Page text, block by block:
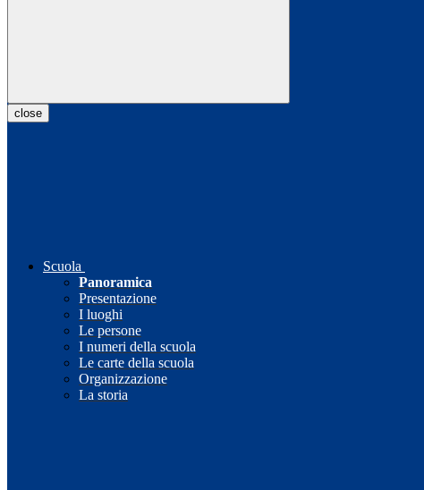
close
Scuola
Panoramica
Presentazione
I luoghi
Le persone
I numeri della scuola
Le carte della scuola
Organizzazione
La storia